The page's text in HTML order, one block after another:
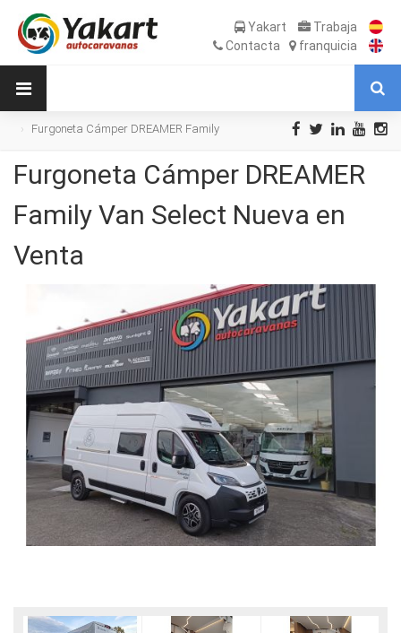
Yakart
Trabaja
Contacta
franquicia
Furgoneta Cámper DREAMER Family
Furgoneta Cámper DREAMER
Family Van Select Nueva en
Venta